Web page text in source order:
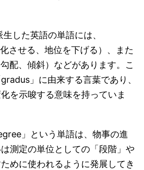
した英語の単語には、
させる、地位を下げる）、また
配、傾斜）などがあります。こ
」に由来する言葉であり、
を示唆する意味を持っていま
」という単語は、物事の進
測定の単位としての「段階」や
ために使われるように発展してき